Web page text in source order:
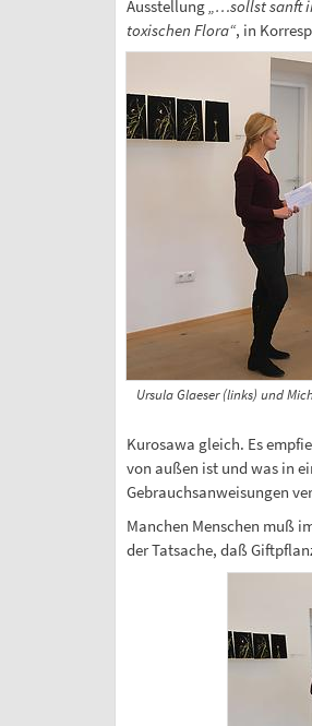
Ausstellung „…sollst sanft
toxischen Flora“, in
Ursula Glaeser (links) und
Kurosawa gleich. Es
von außen ist und was in
Gebrauchsanweisungen
Manchen Menschen muß
der Tatsache, daß